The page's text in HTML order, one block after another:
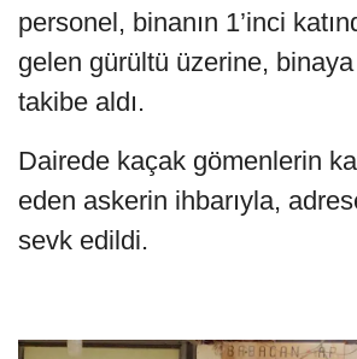
personel, binanın 1’inci
gelen gürültü üzerine, binaya
takibe aldı.
Dairede kaçak gömenlerin
eden askerin ihbarıyla,
sevk edildi.